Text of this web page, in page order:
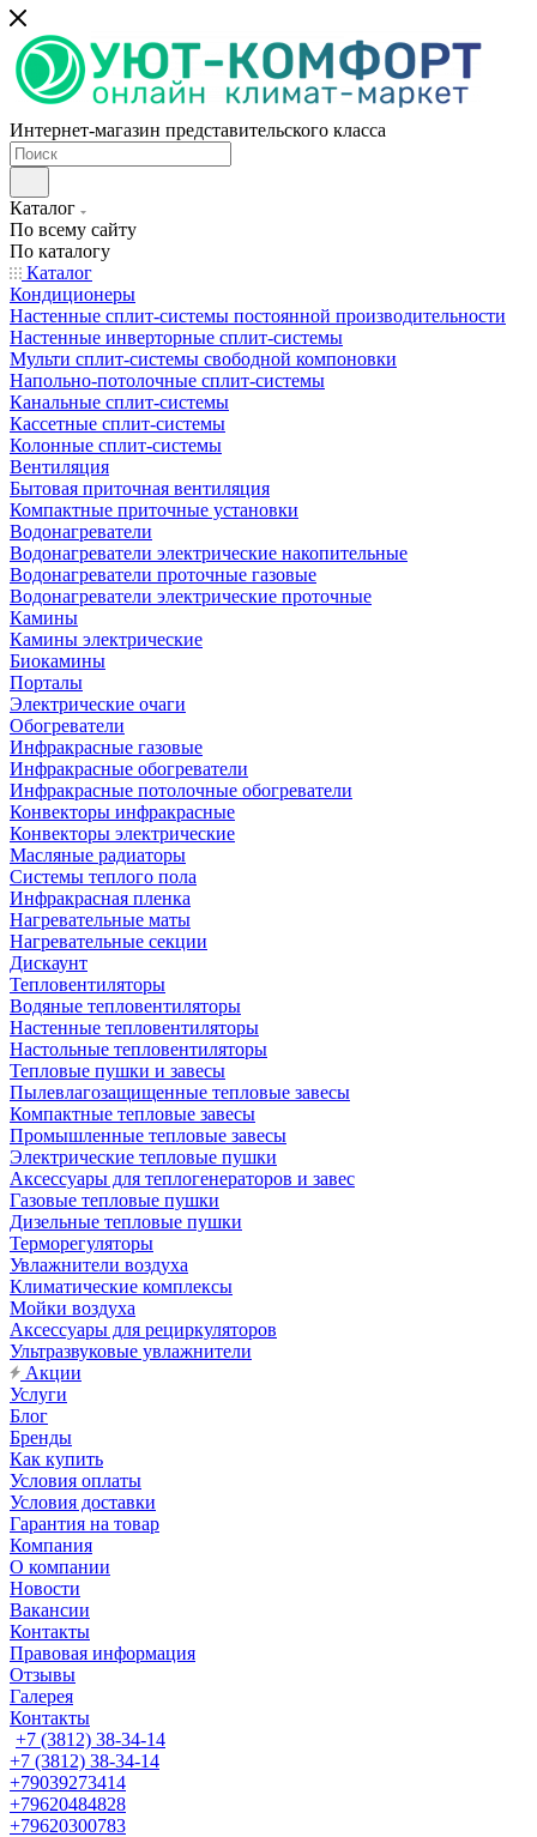
Интернет-магазин представительского класса
Каталог
По всему сайту
По каталогу
Каталог
Кондиционеры
Настенные сплит-системы постоянной производительности
Настенные инверторные сплит-системы
Мульти сплит-системы свободной компоновки
Напольно-потолочные сплит-системы
Канальные сплит-системы
Кассетные сплит-системы
Колонные сплит-системы
Вентиляция
Бытовая приточная вентиляция
Компактные приточные установки
Водонагреватели
Водонагреватели электрические накопительные
Водонагреватели проточные газовые
Водонагреватели электрические проточные
Камины
Камины электрические
Биокамины
Порталы
Электрические очаги
Обогреватели
Инфракрасные газовые
Инфракрасные обогреватели
Инфракрасные потолочные обогреватели
Конвекторы инфракрасные
Конвекторы электрические
Масляные радиаторы
Системы теплого пола
Инфракрасная пленка
Нагревательные маты
Нагревательные секции
Дискаунт
Тепловентиляторы
Водяные тепловентиляторы
Настенные тепловентиляторы
Настольные тепловентиляторы
Тепловые пушки и завесы
Пылевлагозащищенные тепловые завесы
Компактные тепловые завесы
Промышленные тепловые завесы
Электрические тепловые пушки
Аксессуары для теплогенераторов и завес
Газовые тепловые пушки
Дизельные тепловые пушки
Терморегуляторы
Увлажнители воздуха
Климатические комплексы
Мойки воздуха
Аксессуары для рециркуляторов
Ультразвуковые увлажнители
Акции
Услуги
Блог
Бренды
Как купить
Условия оплаты
Условия доставки
Гарантия на товар
Компания
О компании
Новости
Вакансии
Контакты
Правовая информация
Отзывы
Галерея
Контакты
+7 (3812) 38-34-14
+7 (3812) 38-34-14
+79039273414
+79620484828
+79620300783